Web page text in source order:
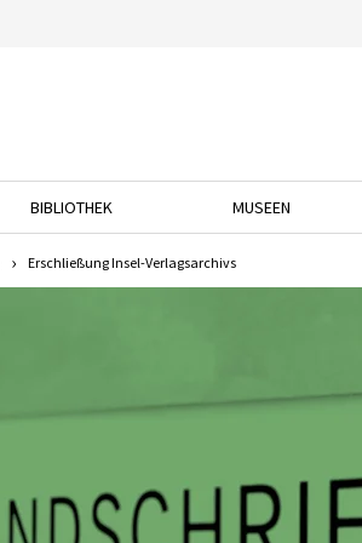
BIBLIOTHEK
MUSEEN
Erschließung Insel-Verlagsarchivs